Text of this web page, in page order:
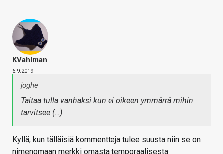
KVahlman
6.9.2019
joghe
Taitaa tulla vanhaksi kun ei oikeen ymmärrä mihin
tarvitsee (…)
Kyllä, kun tälläisiä kommentteja tulee suusta niin se on
nimenomaan merkki omasta temporaalisesta